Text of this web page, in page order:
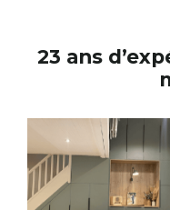
23 ans